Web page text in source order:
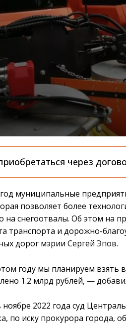
через
муниципальные
позволяет более
на снегоотвалы. Об этом на
транспорта и дорожно-
дорог мэрии Сергей Эпов.
году мы планируем взять
1.2 млрд рублей, —
2022 года суд
по иску прокурора города,